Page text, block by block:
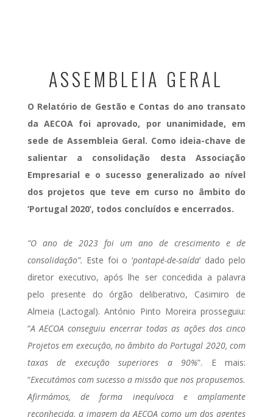
ASSEMBLEIA GERAL
O Relatório de Gestão e Contas do ano transato
da AECOA foi aprovado, por unanimidade, em
sede de Assembleia Geral. Como ideia-chave de
salientar a consolidação desta Associação
Empresarial e o sucesso generalizado ao nível
dos projetos que teve em curso no âmbito do
‘Portugal 2020’, todos concluídos e encerrados.
“O ano de 2023 foi um ano de crescimento e de
consolidação”. Este foi o ‘pontapé-de-saída’ dado pelo
diretor executivo, após lhe ser concedida a palavra
pelo presente do órgão deliberativo, Casimiro de
Almeia (Lactogal). António Pinto Moreira prosseguiu:
“A AECOA conseguiu encerrar todas as ações dos cinco
Projetos em execução, no âmbito do Portugal 2020, com
taxas de execução superiores a 90%”. E mais:
“Executámos com sucesso a missão que nos propusemos.
Afirmámos, de forma inequívoca e amplamente
reconhecida, a imagem da AECOA como um dos agentes